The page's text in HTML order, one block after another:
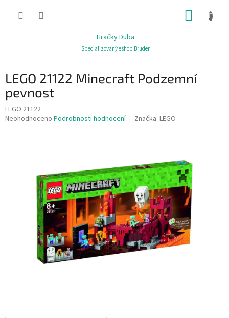
Hračky Duba
Specializovaný eshop Bruder
LEGO 21122 Minecraft Podzemní
pevnost
LEGO 21122
Průměrné
hvězdiček.
Neohodnoceno Podrobnosti hodnocení Značka: LEGO